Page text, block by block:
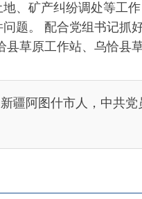
，中共党员，本科学历，